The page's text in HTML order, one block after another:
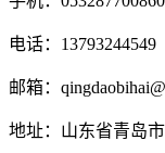
电话：13793244549
邮箱：
地址：山东省青岛